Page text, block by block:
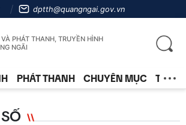
dptth@quangngai.gov.vn
PHÁT THANH, TRUYỀN HÌNH
NGÃI
PHÁT THANH CHUYÊN MỤC TIN